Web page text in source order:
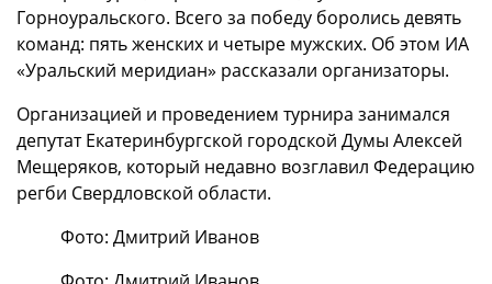
Горноуральского. Всего за победу боролись девять
команд: пять женских и четыре мужских. Об этом ИА
«Уральский меридиан» рассказали организаторы.
Организацией и проведением турнира занимался
депутат Екатеринбургской городской Думы Алексей
Мещеряков, который недавно возглавил Федерацию
регби Свердловской области.
Фото: Дмитрий Иванов